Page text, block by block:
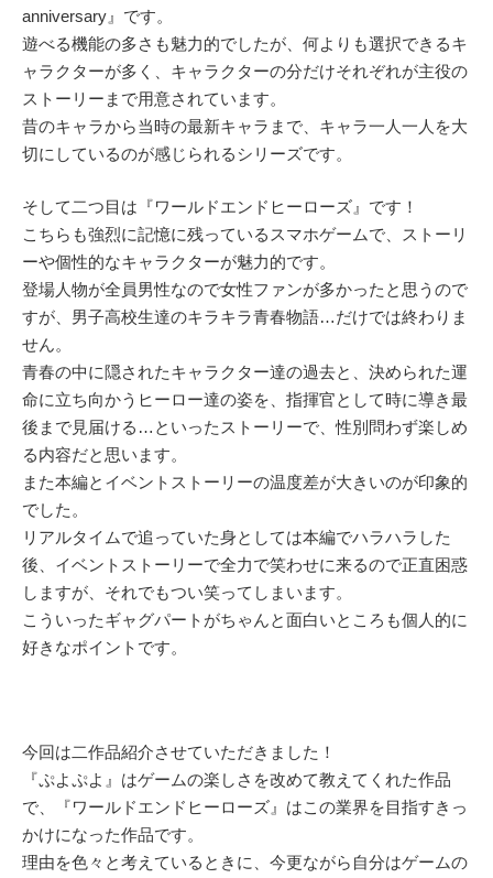
anniversary』です。
遊べる機能の多さも魅力的でしたが、何よりも選択できるキ
ャラクターが多く、キャラクターの分だけそれぞれが主役の
ストーリーまで用意されています。
昔のキャラから当時の最新キャラまで、キャラ一人一人を大
切にしているのが感じられるシリーズです。
そして二つ目は『ワールドエンドヒーローズ』です！
こちらも強烈に記憶に残っているスマホゲームで、ストーリ
ーや個性的なキャラクターが魅力的です。
登場人物が全員男性なので女性ファンが多かったと思うので
すが、男子高校生達のキラキラ青春物語…だけでは終わりま
せん。
青春の中に隠されたキャラクター達の過去と、決められた運
命に立ち向かうヒーロー達の姿を、指揮官として時に導き最
後まで見届ける…といったストーリーで、性別問わず楽しめ
る内容だと思います。
また本編とイベントストーリーの温度差が大きいのが印象的
でした。
リアルタイムで追っていた身としては本編でハラハラした
後、イベントストーリーで全力で笑わせに来るので正直困惑
しますが、それでもつい笑ってしまいます。
こういったギャグパートがちゃんと面白いところも個人的に
好きなポイントです。
今回は二作品紹介させていただきました！
『ぷよぷよ』はゲームの楽しさを改めて教えてくれた作品
で、『ワールドエンドヒーローズ』はこの業界を目指すきっ
かけになった作品です。
理由を色々と考えているときに、今更ながら自分はゲームの